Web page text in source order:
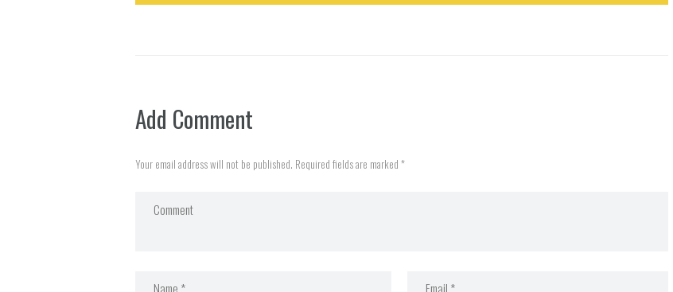
Add Comment
Your email address will not be published. Required fields are marked *